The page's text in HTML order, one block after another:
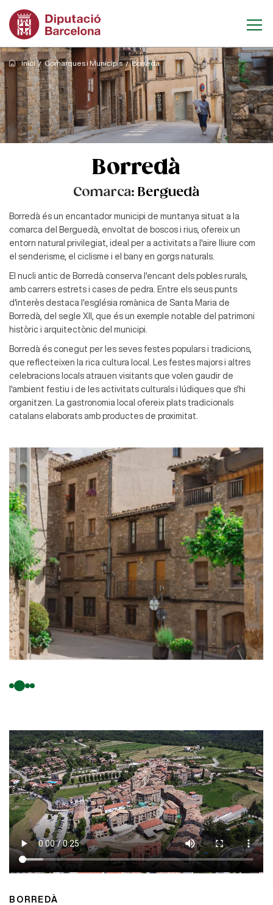
Inici Comarques i Municipis Borredà
Borredà
Comarca: Berguedà
Borredà és un encantador municipi de muntanya situat a la
comarca del Berguedà, envoltat de boscos i rius, ofereix un
entorn natural privilegiat, ideal per a activitats a l'aire lliure com
el senderisme, el ciclisme i el bany en gorgs naturals.
El nucli antic de Borredà conserva l'encant dels pobles rurals,
amb carrers estrets i cases de pedra. Entre els seus punts
d'interès destaca l'església romànica de Santa Maria de
Borredà, del segle XII, que és un exemple notable del patrimoni
històric i arquitectònic del municipi.
Borredà és conegut per les seves festes populars i tradicions,
que reflecteixen la rica cultura local. Les festes majors i altres
celebracions locals atrauen visitants que volen gaudir de
l'ambient festiu i de les activitats culturals i lúdiques que s'hi
organitzen. La gastronomia local ofereix plats tradicionals
catalans elaborats amb productes de proximitat.
BORREDÀ